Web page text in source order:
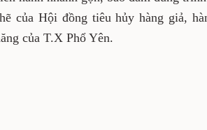
của Hội đồng tiêu hủy hàng giả,
của T.X Phổ Yên.